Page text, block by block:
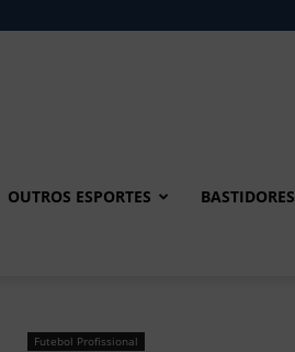
OUTROS ESPORTES BASTIDORES
Futebol Profissional